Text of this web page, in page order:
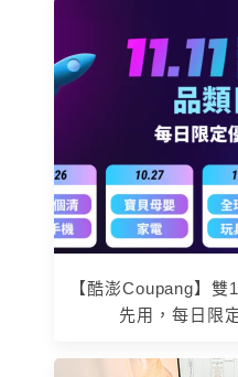
【酷澎Coupang】
先用，每日限